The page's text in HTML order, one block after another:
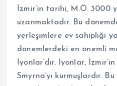
İzmir’in tarihi, M.Ö. 3000
uzanmaktadır. Bu
yerleşimlere ev sahipliği
dönemlerdeki en önemli
İyonlar’dır. İyonlar,
Smyrna’yı kurmuşlardır.